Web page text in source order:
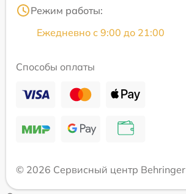
Режим работы:
Ежедневно с 9:00 до 21:00
Способы оплаты
© 2026 Сервисный центр Behringer